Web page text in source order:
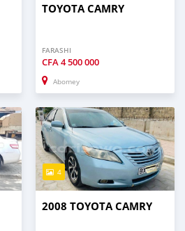
TOYOTA CAMRY
FARASHI
CFA4 500 000
Abomey
4
2008 TOYOTA CAMRY